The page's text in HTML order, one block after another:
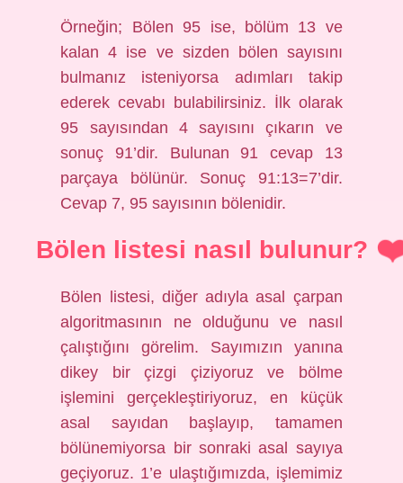
Örneğin; Bölen 95 ise, bölüm 13 ve
kalan 4 ise ve sizden bölen sayısını
bulmanız isteniyorsa adımları takip
ederek cevabı bulabilirsiniz. İlk olarak
95 sayısından 4 sayısını çıkarın ve
sonuç 91’dir. Bulunan 91 cevap 13
parçaya bölünür. Sonuç 91:13=7’dir.
Cevap 7, 95 sayısının bölenidir.
Bölen listesi nasıl bulunur?
Bölen listesi, diğer adıyla asal çarpan
algoritmasının ne olduğunu ve nasıl
çalıştığını görelim. Sayımızın yanına
dikey bir çizgi çiziyoruz ve bölme
işlemini gerçekleştiriyoruz, en küçük
asal sayıdan başlayıp, tamamen
bölünemiyorsa bir sonraki asal sayıya
geçiyoruz. 1’e ulaştığımızda, işlemimiz